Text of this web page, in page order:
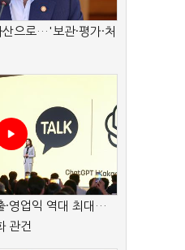
으로…'보관·평가·처
·영업익 역대 최대…
관건